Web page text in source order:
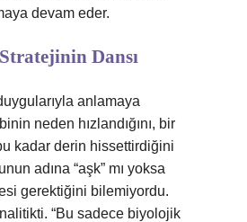
devam eder.
Dansı
anlamaya
neden hızlandığını, bir
kadar derin hissettirdiğini
adına “aşk” mı yoksa
gerektiğini bilemiyordu.
“Bu sadece biyolojik